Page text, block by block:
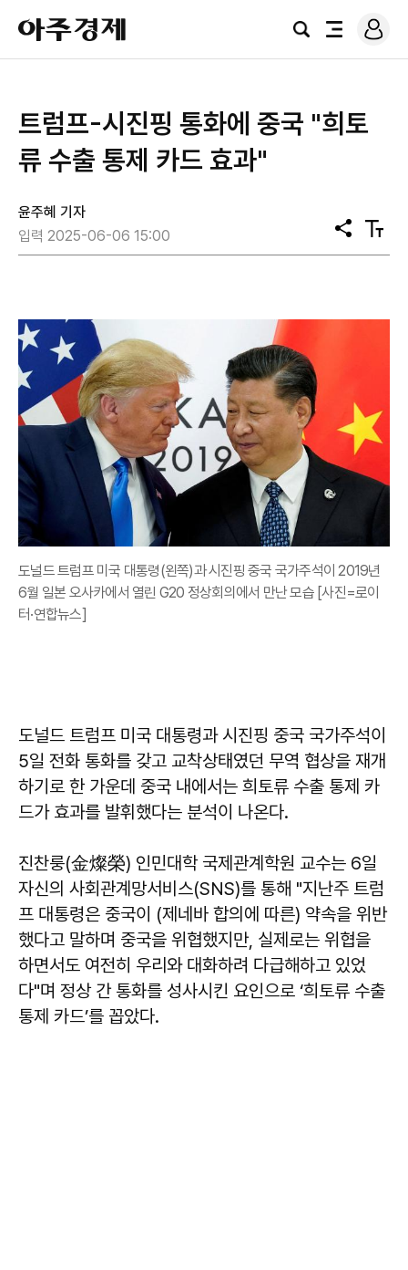
아
주
경
검
전
로
그
트럼프-시진핑 통화에 중국 "희토
류 수출 통제 카드 효과"
윤주혜 기자
입력 2025-06-06 15:00
공
유
텍
스
도널드 트럼프 미국 대통령(왼쪽)과 시진핑 중국 국가주석이 2019년
6월 일본 오사카에서 열린 G20 정상회의에서 만난 모습 [사진=로이
터·연합뉴스]
도널드 트럼프 미국 대통령과 시진핑 중국 국가주석이
5일 전화 통화를 갖고 교착상태였던 무역 협상을 재개
하기로 한 가운데 중국 내에서는 희토류 수출 통제 카
드가 효과를 발휘했다는 분석이 나온다.
진찬룽(金燦榮) 인민대학 국제관계학원 교수는 6일
자신의 사회관계망서비스(SNS)를 통해 "지난주 트럼
프 대통령은 중국이 (제네바 합의에 따른) 약속을 위반
했다고 말하며 중국을 위협했지만, 실제로는 위협을
하면서도 여전히 우리와 대화하려 다급해하고 있었
다"며 정상 간 통화를 성사시킨 요인으로 ‘희토류 수출
통제 카드’를 꼽았다.